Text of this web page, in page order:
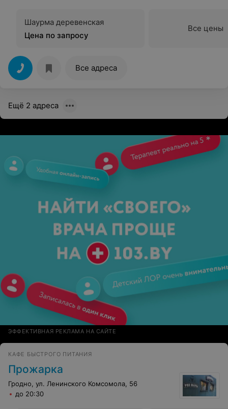
Шаурма деревенская
Цена по запросу
Все цены
Все адреса
Ещё 2 адреса
ЭФФЕКТИВНАЯ РЕКЛАМА НА САЙТЕ
КАФЕ БЫСТРОГО ПИТАНИЯ
Прожарка
Гродно, ул. Ленинского Комсомола, 56
до 20:30